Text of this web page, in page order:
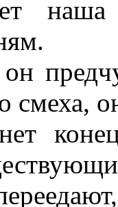
смеха,
конец